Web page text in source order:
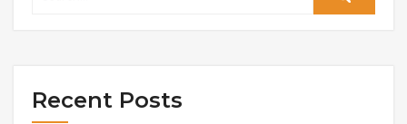
Recent Posts